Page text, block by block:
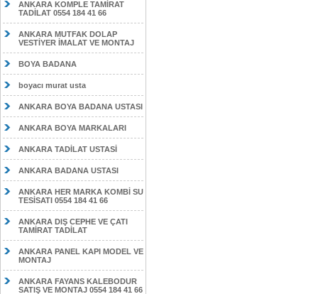
ANKARA KOMPLE TAMİRAT
TADİLAT 0554 184 41 66
ANKARA MUTFAK DOLAP
VESTİYER İMALAT VE MONTAJ
BOYA BADANA
boyacı murat usta
ANKARA BOYA BADANA USTASI
ANKARA BOYA MARKALARI
ANKARA TADİLAT USTASİ
ANKARA BADANA USTASI
ANKARA HER MARKA KOMBİ SU
TESİSATI 0554 184 41 66
ANKARA DIŞ CEPHE VE ÇATI
TAMİRAT TADİLAT
ANKARA PANEL KAPI MODEL VE
MONTAJ
ANKARA FAYANS KALEBODUR
SATIŞ VE MONTAJ 0554 184 41 66